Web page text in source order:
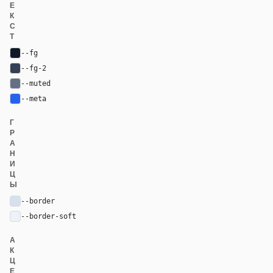
Е
К
С
Т
--fg
--fg-2
--muted
--meta
Г
Р
А
Н
И
Ц
Ы
--border
--border-soft
А
К
Ц
Е